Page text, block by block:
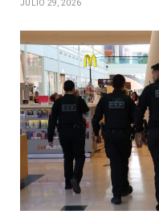
JULIO 29, 2026